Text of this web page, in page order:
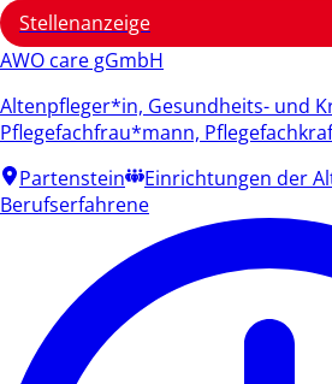
Stellenanzeige
AWO care gGmbH
Altenpfleger*in, Gesundheits- und
Pflegefachfrau*mann,
Partenstein
Einrichtungen der
Berufserfahrene